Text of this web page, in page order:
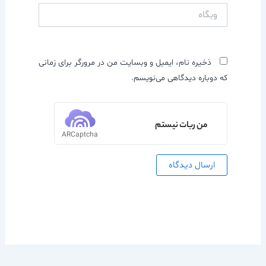
ذخیره نام، ایمیل و وبسایت من در مرورگر برای زمانی
که دوباره دیدگاهی می‌نویسم.
من ربات نیستم
ARCaptcha